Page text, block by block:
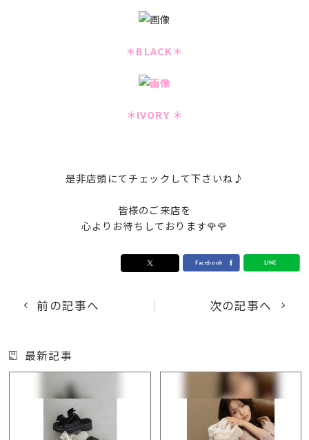
＊BLACK＊
＊IVORY ＊
是非店頭にてチェックして下さいね♪
皆様のご来店を
心よりお待ちしております🌹🌹
前の記事へ 次の記事へ
最新記事